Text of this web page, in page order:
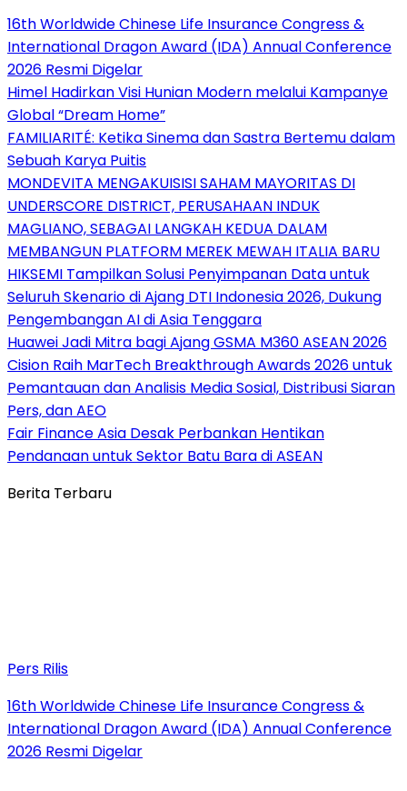
16th Worldwide Chinese Life Insurance Congress &
International Dragon Award (IDA) Annual Conference
2026 Resmi Digelar
Himel Hadirkan Visi Hunian Modern melalui Kampanye
Global “Dream Home”
FAMILIARITÉ: Ketika Sinema dan Sastra Bertemu dalam
Sebuah Karya Puitis
MONDEVITA MENGAKUISISI SAHAM MAYORITAS DI
UNDERSCORE DISTRICT, PERUSAHAAN INDUK
MAGLIANO, SEBAGAI LANGKAH KEDUA DALAM
MEMBANGUN PLATFORM MEREK MEWAH ITALIA BARU
HIKSEMI Tampilkan Solusi Penyimpanan Data untuk
Seluruh Skenario di Ajang DTI Indonesia 2026, Dukung
Pengembangan AI di Asia Tenggara
Huawei Jadi Mitra bagi Ajang GSMA M360 ASEAN 2026
Cision Raih MarTech Breakthrough Awards 2026 untuk
Pemantauan dan Analisis Media Sosial, Distribusi Siaran
Pers, dan AEO
Fair Finance Asia Desak Perbankan Hentikan
Pendanaan untuk Sektor Batu Bara di ASEAN
Berita Terbaru
Pers Rilis
16th Worldwide Chinese Life Insurance Congress &
International Dragon Award (IDA) Annual Conference
2026 Resmi Digelar